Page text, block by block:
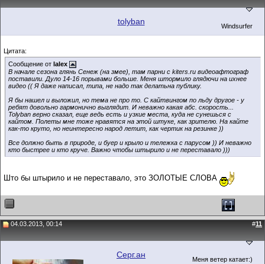
tolyban Windsurfer
Цитата:
Сообщение от lalex
В начале сезона глянь Сенеж (на змее), там парни с kiters.ru видеоафтограф
поставили. Дуло 14-16 порывами больше. Меня штормило глядючи на ихнее
видео (( Я даже написал, типа, не надо так делатьна публику.
Я бы нашел и выложил, но тема не про то. С кайтвингом по льду другое - у
ребят довольно гармонично выглядит. И неважно какая абс. скорость...
Tolyban верно сказал, еще ведь есть и узкие места, куда не сунешься с
кайтом. Полеты мне тоже нравятся на этой штуке, как зрителю. На кайте
как-то круто, но неинтересно народ летит, как чертик на резинке ))
Все должно быть в природе, и буер и крыло и тележка с парусом )) И неважно
кто быстрее и кто круче. Важно чтобы штырило и не переставало )))
Што бы штырило и не переставало, это ЗОЛОТЫЕ СЛОВА
04.03.2013, 00:14 #11
Серг.ан Меня ветер катает:)